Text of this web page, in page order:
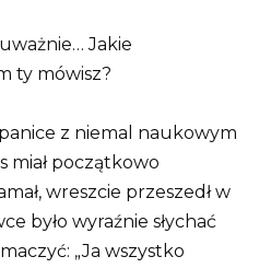
Jakie
ty mówisz?
z niemal naukowym
miał początkowo
wreszcie przeszedł w
było wyraźnie słychać
„Ja wszystko